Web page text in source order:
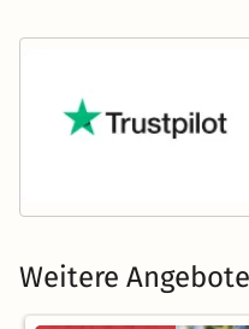
Weitere